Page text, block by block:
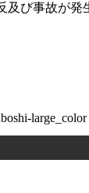
び事故が発